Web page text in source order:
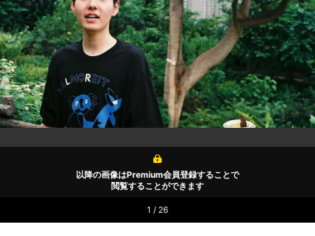
以降の画像はPremium会員登録することで
閲覧することができます
1 / 26